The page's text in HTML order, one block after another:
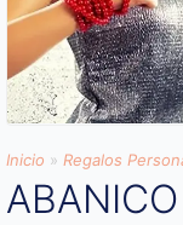
Inicio » Regalos